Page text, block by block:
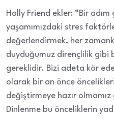
Holly Friend ekler: “Bir
yaşamımızdaki stres
değerlendirmek, her
duyduğumuz dirençlilik gibi
gereklidir. Bizi adeta kör
olarak bir an önce
değiştirmeye hazır
Dinlenme bu önceliklerin